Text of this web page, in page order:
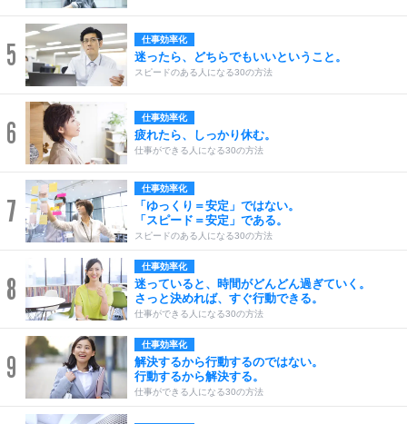
5 仕事効率化
迷ったら、どちらでもいいということ。
スピードのある人になる30の方法
6 仕事効率化
疲れたら、しっかり休む。
仕事ができる人になる30の方法
7
仕事効率化
「ゆっくり＝安定」ではない。
「スピード＝安定」である。
スピードのある人になる30の方法
8
仕事効率化
迷っていると、時間がどんどん過ぎていく。
さっと決めれば、すぐ行動できる。
仕事ができる人になる30の方法
9
仕事効率化
解決するから行動するのではない。
行動するから解決する。
仕事ができる人になる30の方法